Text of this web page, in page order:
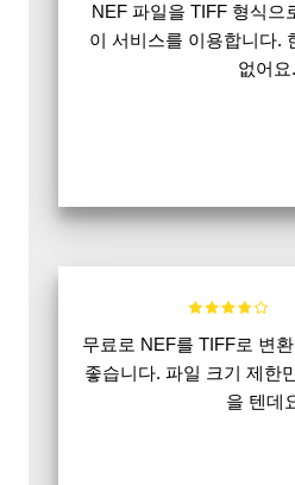
NEF 파일을 TIFF 형식으
이 서비스를 이용합니다.
없어요.
무료로 NEF를 TIFF로 변
좋습니다. 파일 크기 제한
을 텐데